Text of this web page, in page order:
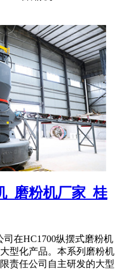
_磨粉机厂家_桂
在HC1700纵摆式磨粉机
型化产品。本系列磨粉机
责任公司自主研发的大型